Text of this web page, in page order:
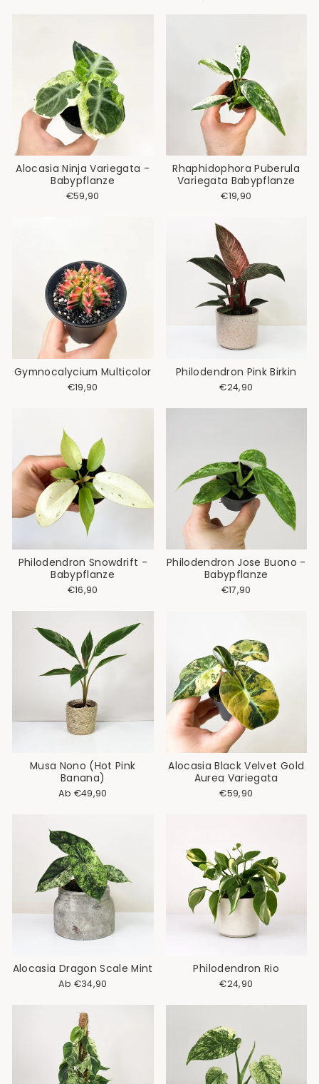
Alocasia Ninja Variegata -
Babypflanze
€59,90
Rhaphidophora Puberula
Variegata Babypflanze
€19,90
Gymnocalycium Multicolor
€19,90
Philodendron Pink Birkin
€24,90
Philodendron Snowdrift -
Babypflanze
€16,90
Philodendron Jose Buono -
Babypflanze
€17,90
Musa Nono (Hot Pink
Banana)
Ab €49,90
Alocasia Black Velvet Gold
Aurea Variegata
€59,90
Alocasia Dragon Scale Mint
Ab €34,90
Philodendron Rio
€24,90